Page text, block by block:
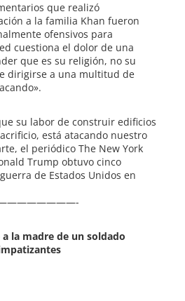
que realizó
a la familia Khan fueron
ofensivos para
cuestiona el dolor de una
que es su religión, no su
dirigirse a una multitud de
su labor de construir edificios
está atacando nuestro
el periódico The New York
Trump obtuvo cinco
de Estados Unidos en
la madre de un soldado